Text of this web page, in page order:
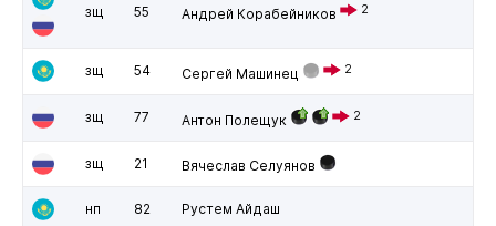
зщ 55 Андрей Корабейников 2
зщ 54 Сергей Машинец 2
зщ 77 Антон Полещук 2
зщ 21 Вячеслав Селуянов
нп 82 Рустем Айдаш